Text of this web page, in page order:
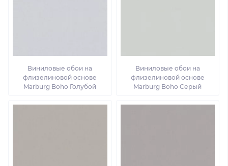
Виниловые обои на
флизелиновой основе
Marburg Boho Голубой
Виниловые обои на
флизелиновой основе
Marburg Boho Серый